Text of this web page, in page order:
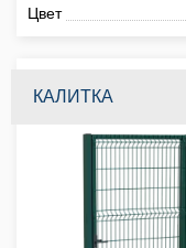
Цвет
КАЛИТКА